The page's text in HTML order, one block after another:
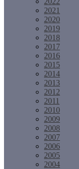
2021
2020
2019
2018
2017
2016
2015
2014
2013
2012
2011
2010
2009
2008
2007
2006
2005
2004